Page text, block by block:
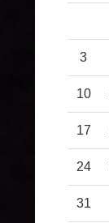
3
10
17
24
31